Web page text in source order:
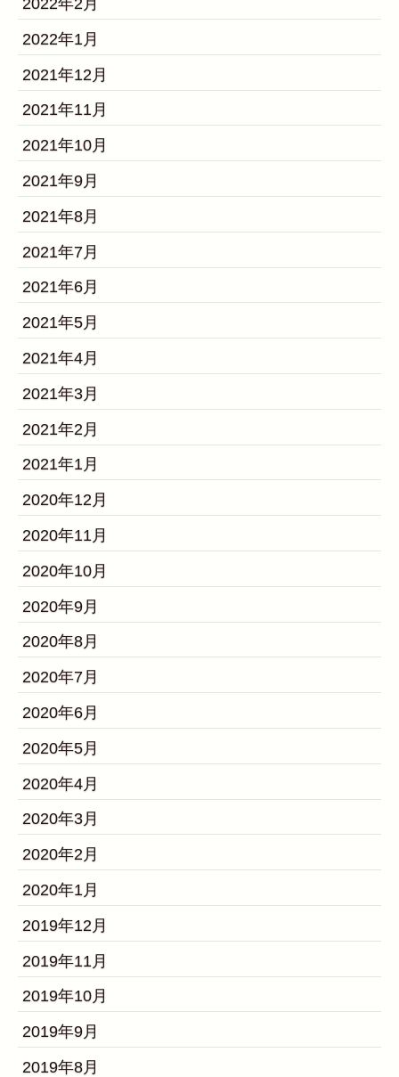
2022年2月
2022年1月
2021年12月
2021年11月
2021年10月
2021年9月
2021年8月
2021年7月
2021年6月
2021年5月
2021年4月
2021年3月
2021年2月
2021年1月
2020年12月
2020年11月
2020年10月
2020年9月
2020年8月
2020年7月
2020年6月
2020年5月
2020年4月
2020年3月
2020年2月
2020年1月
2019年12月
2019年11月
2019年10月
2019年9月
2019年8月